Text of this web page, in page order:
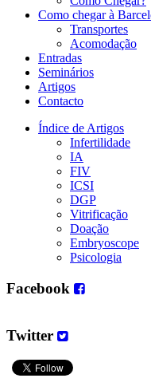
Como chegar à
Transportes
Acomodação
Entradas
Seminários
Artigos
Contacto
Índice de Artigos
Infertilidade
IA
FIV
ICSI
DGP
Vitrificação
Doação
Embryoscope
Psicologia
Facebook
Twitter